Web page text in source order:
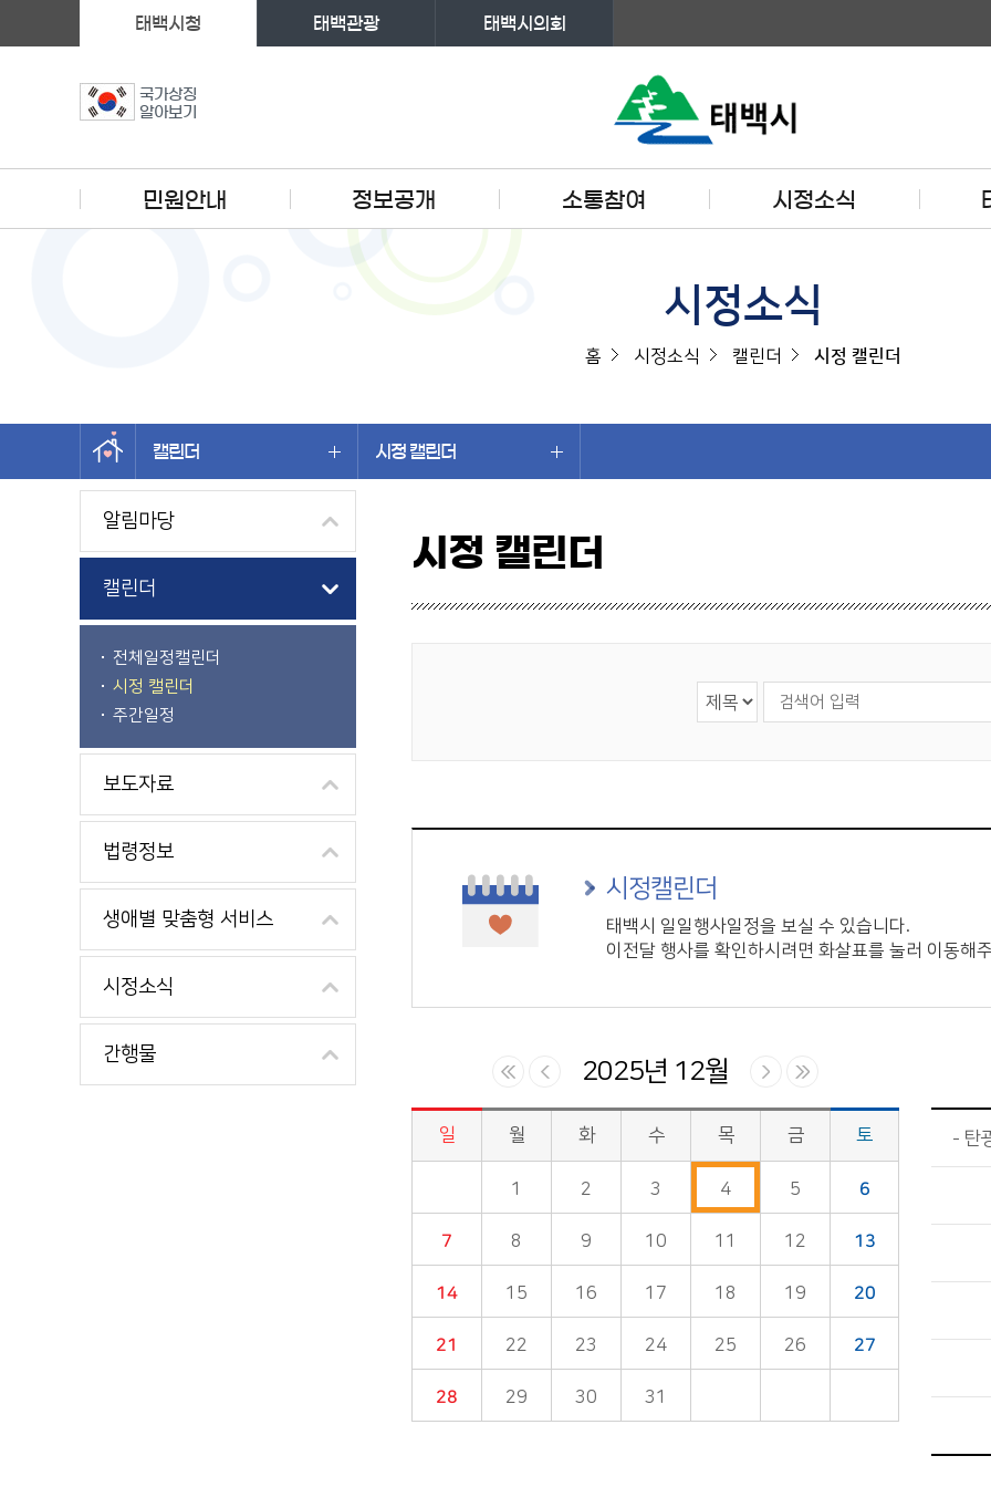
국가상징
알아보기
태백시청 태백관광 태백시의회
민원안내 정보공개 소통참여 시정소식
시정소식
홈 시정소식 캘린더 시정 캘린더
캘린더 시정 캘린더
왼쪽메뉴
알림마당
캘린더
전체일정캘린더
시정 캘린더
주간일정
보도자료
법령정보
생애별 맞춤형 서비스
시정소식
간행물
시정 캘린더
시정캘린더
태백시 일일행사일정을 보실 수 있습니다.
이전달 행사를 확인하시려면 화살표를 눌러 이동해
2025년 12월
시정소식>시정 캘린더 게시판의 (2025년 12월) 달력형태로 일정명, 일정내용을 제공합니다.
일 월 화 수 목 금 토
1 2 3 4 5 6
7 8 9 10 11 12 13
14 15 16 17 18 19 20
21 22 23 24 25 26 27
28 29 30 31
탄